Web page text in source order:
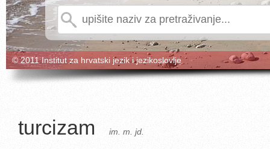
© 2011 Institut za hrvatski jezik i jezikoslovlje
turcizam im. m. jd.